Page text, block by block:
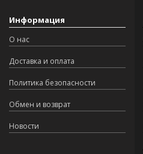
Информация
О нас
Доставка и оплата
Политика безопасности
Обмен и возврат
Новости